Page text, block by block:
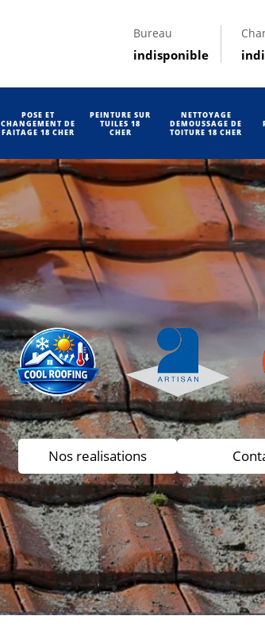
Bureau
indisponible
POSE ET
CHANGEMENT DE
FAITAGE 18 CHER
PEINTURE SUR
TUILES 18
CHER
NETTOYAGE
DEMOUSSAGE DE
TOITURE 18 CHER
Nos realisations